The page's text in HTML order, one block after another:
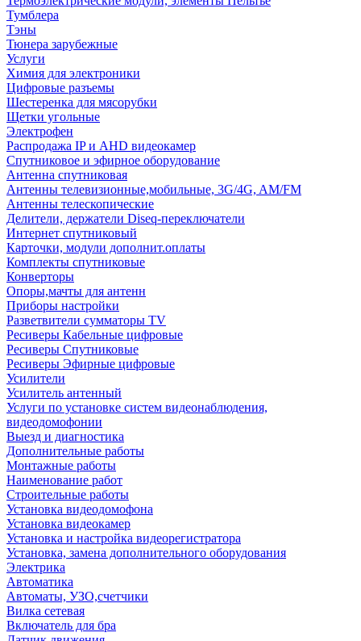
Тумблера
Тэны
Тюнера зарубежные
Услуги
Химия для электроники
Цифровые разъемы
Шестеренка для мясорубки
Щетки угольные
Электрофен
Распродажа IP и AHD видеокамер
Спутниковое и эфирное оборудование
Антенна спутниковая
Антенны телевизионные,мобильные, 3G/4G, AM/FM
Антенны телескопические
Делители, держатели Diseq-переключатели
Интернет спутниковый
Карточки, модули дополнит.оплаты
Комплекты спутниковые
Конверторы
Опоры,мачты для антенн
Приборы настройки
Разветвители сумматоры TV
Ресиверы Кабельные цифровые
Ресиверы Спутниковые
Ресиверы Эфирные цифровые
Усилители
Усилитель антенный
Услуги по установке систем видеонаблюдения,
видеодомофонии
Выезд и диагностика
Дополнительные работы
Монтажные работы
Наименование работ
Строительные работы
Установка видеодомофона
Установка видеокамер
Установка и настройка видеорегистратора
Установка, замена дополнительного оборудования
Электрика
Автоматика
Автоматы, УЗО,счетчики
Вилка сетевая
Включатель для бра